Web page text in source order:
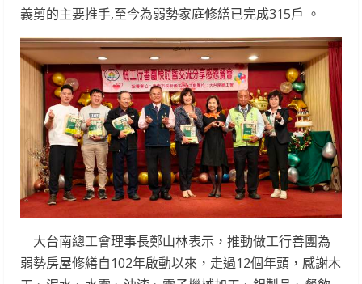
義剪的主要推手,至今為弱勢家庭修繕已完成315戶 。
大台南總工會理事長鄭山林表示，推動做工行善團為
弱勢房屋修繕自102年啟動以來，走過12個年頭，感謝木